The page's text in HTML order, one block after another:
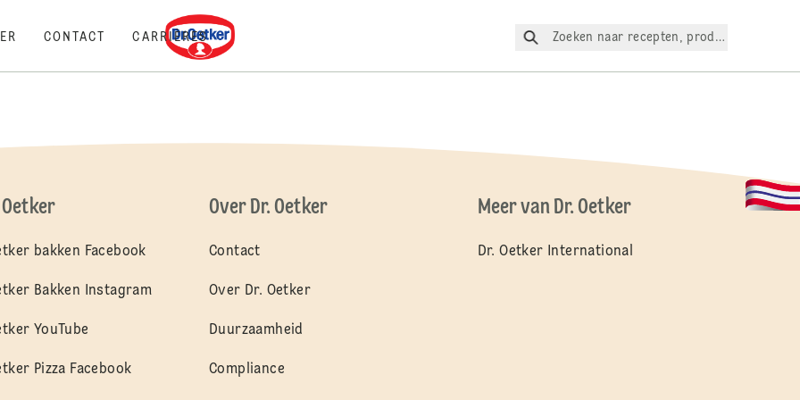
CONTACT CARRIÈRES
Dr. Oetker
Zoeken naar recepten, producten, enz.
Oetker Over Dr. Oetker Meer van Dr. Oetker
bakken Facebook
Bakken Instagram
YouTube
Pizza Facebook
Contact
Over Dr. Oetker
Duurzaamheid
Compliance
Dr. Oetker International